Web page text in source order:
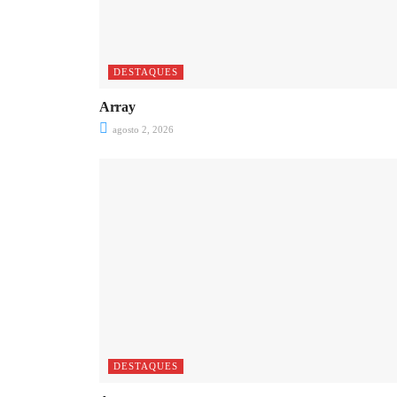
DESTAQUES
Array
agosto 2, 2026
DESTAQUES